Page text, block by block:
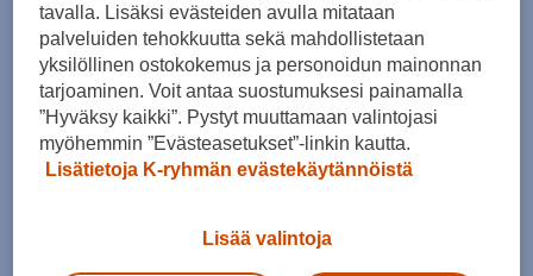
Kokotaulukko
Lisää ostoskoriin
Tarkista saatavuus ja tilaa myymälästä
tavalla. Lisäksi evästeiden avulla mitataan
palveluiden tehokkuutta sekä mahdollistetaan
yksilöllinen ostokokemus ja personoidun mainonnan
tarjoaminen. Voit antaa suostumuksesi painamalla
”Hyväksy kaikki”. Pystyt muuttamaan valintojasi
myöhemmin ”Evästeasetukset”-linkin kautta.
Lisätietoja K-ryhmän evästekäytännöistä
Lisää valintoja